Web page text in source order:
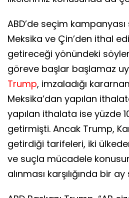
ABD’de seçim
Meksika ve Çin’den ithal
getireceği yönündeki
göreve başlar başlamaz
Trump, imzaladığı
Meksika’dan yapılan
yapılan ithalata ise yüzde
getirmişti. Ancak Trump,
getirdiği tarifeleri, iki
ve suçla mücadele
alınması karşılığında bir